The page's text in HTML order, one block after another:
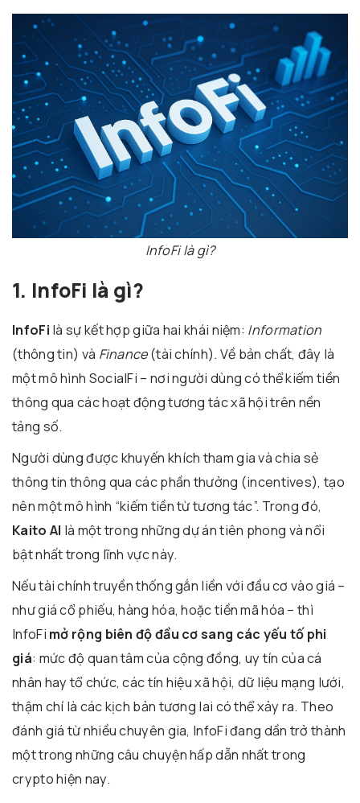
InfoFi là gì?
1. InfoFi là gì?
InfoFi là sự kết hợp giữa hai khái niệm: Information
(thông tin) và Finance(tài chính). Về bản chất, đây là
một mô hình SocialFi – nơi người dùng có thể kiếm tiền
thông qua các hoạt động tương tác xã hội trên nền
tảng số.
Người dùng được khuyến khích tham gia và chia sẻ
thông tin thông qua các phần thưởng (incentives), tạo
nên một mô hình “kiếm tiền từ tương tác”. Trong đó,
Kaito AI là một trong những dự án tiên phong và nổi
bật nhất trong lĩnh vực này.
Nếu tài chính truyền thống gắn liền với đầu cơ vào giá –
như giá cổ phiếu, hàng hóa, hoặc tiền mã hóa – thì
InfoFi mở rộng biên độ đầu cơ sang các yếu tố phi
giá: mức độ quan tâm của cộng đồng, uy tín của cá
nhân hay tổ chức, các tín hiệu xã hội, dữ liệu mạng lưới,
thậm chí là các kịch bản tương lai có thể xảy ra. Theo
đánh giá từ nhiều chuyên gia, InfoFi đang dần trở thành
một trong những câu chuyện hấp dẫn nhất trong
crypto hiện nay.